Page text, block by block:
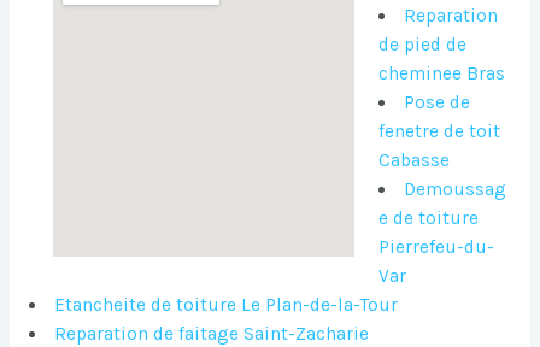
Reparation
de pied de
cheminee Bras
Pose de
fenetre de toit
Cabasse
Demoussag
e de toiture
Pierrefeu-du-
Var
Etancheite de toiture Le Plan-de-la-Tour
Reparation de faitage Saint-Zacharie